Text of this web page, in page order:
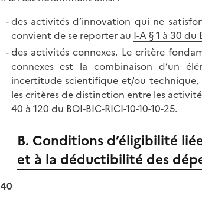
des activités d’innovation qui ne
convient de se reporter au I-A § 1 à 30 du
des activités connexes. Le critère
connexes est la combinaison d’un
incertitude scientifique et/ou technique,
les critères de distinction entre les
40 à 120 du BOI-BIC-RICI-10-10-10-25.
B. Conditions d’éligibilité
et à la déductibilité des
40